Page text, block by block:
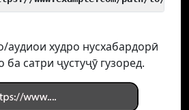
аудиои худро нусхабардорӣ
ба сатри ҷустуҷӯ гузоред.